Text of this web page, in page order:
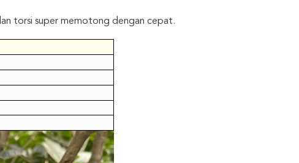
torsi super memotong dengan cepat.